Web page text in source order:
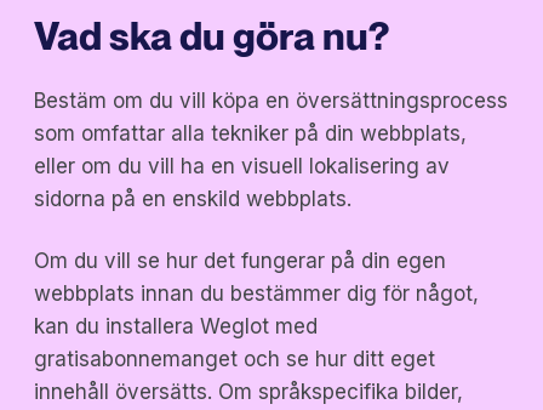
Vad ska du göra nu?
Bestäm om du vill köpa en översättningsprocess
som omfattar alla tekniker på din webbplats,
eller om du vill ha en visuell lokalisering av
sidorna på en enskild webbplats.
Om du vill se hur det fungerar på din egen
webbplats innan du bestämmer dig för något,
kan du installera Weglot med
gratisabonnemanget och se hur ditt eget
innehåll översätts. Om språkspecifika bilder,